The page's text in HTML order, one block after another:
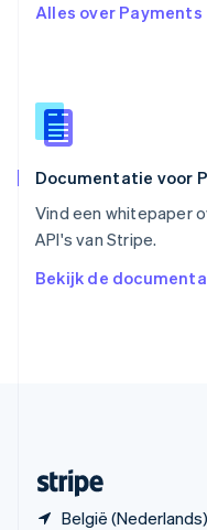
Alles over Payments
Documentatie voor
Vind een whitepaper
API's van Stripe.
Bekijk de
België (Nederlands)
EnglishItaliano
Español
Thailand
Tsjechië
Vasteland van
简体中文English
English